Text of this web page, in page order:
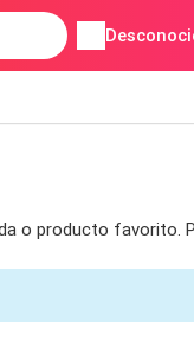
producto favorito.